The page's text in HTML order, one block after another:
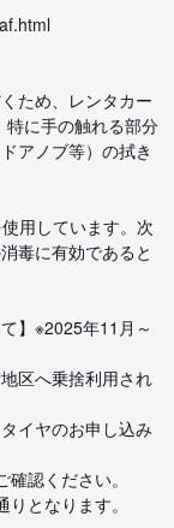
ため、レンタカー
に手の触れる部分
アノブ等）の拭き
用しています。次
毒に有効であると
】※2025年11月～
区へ乗捨利用され
イヤのお申し込み
認ください。
となります。